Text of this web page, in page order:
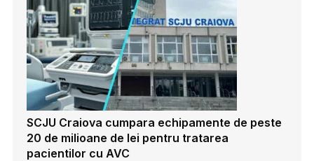
SCJU Craiova cumpara echipamente de peste
20 de milioane de lei pentru tratarea
pacientilor cu AVC